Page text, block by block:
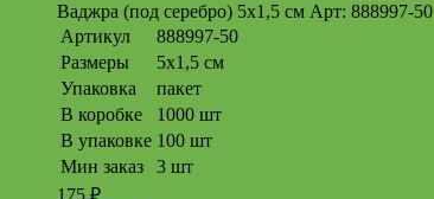
Ваджра (под серебро) 5х1,5 см Арт: 888997-50
Артикул
888997-50
Размеры
5х1,5 см
Упаковка
пакет
В коробке
1000 шт
В упаковке 100 шт
Мин заказ
3 шт
₽